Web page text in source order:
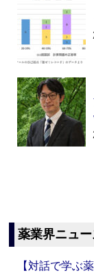
薬業界ニュ
【対話で学ぶ